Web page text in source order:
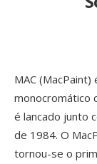
MAC
monocromático
é lancado junto
de 1984. O
tornou-se o